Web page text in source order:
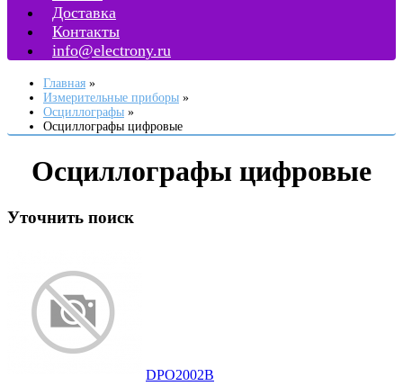
Доставка
Контакты
info@electrony.ru
Главная
Измерительные приборы
Осциллографы
Осциллографы цифровые
Осциллографы цифровые
Уточнить поиск
DPO2002B